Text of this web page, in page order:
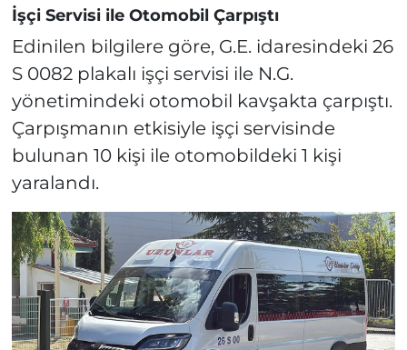
İşçi Servisi ile Otomobil Çarpıştı
Edinilen bilgilere göre, G.E. idaresindeki 26
S 0082 plakalı işçi servisi ile N.G.
yönetimindeki otomobil kavşakta çarpıştı.
Çarpışmanın etkisiyle işçi servisinde
bulunan 10 kişi ile otomobildeki 1 kişi
yaralandı.